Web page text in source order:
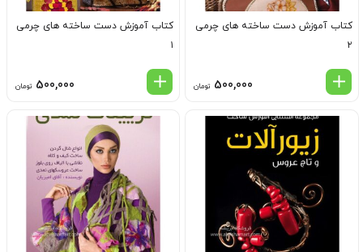
کتاب آموزش دست ساخته های چرمی
۲
500,000 تومان
کتاب آموزش دست ساخته های چرمی
۱
500,000 تومان